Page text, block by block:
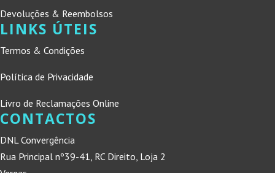
Devoluções & Reembolsos
LINKS ÚTEIS
Termos & Condições
Política de Privacidade
Livro de Reclamações Online
CONTACTOS
DNL Convergência
Rua Principal nº39-41, RC Direito, Loja 2